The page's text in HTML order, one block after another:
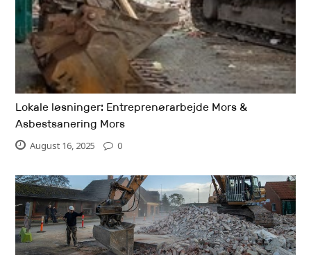
Lokale løsninger: Entreprenørarbejde Mors &
Asbestsanering Mors
August 16, 2025 0